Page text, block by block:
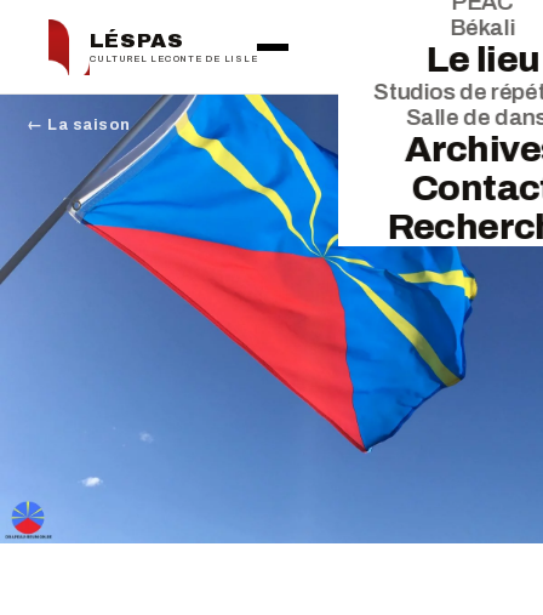
LÉSPAS
CULTUREL LECONTE DE LISLE
Békali
Le lieu
Studios de
Salle de
← La saison